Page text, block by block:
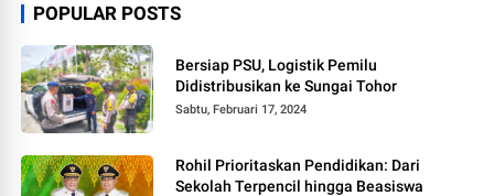
POPULAR POSTS
Bersiap PSU, Logistik Pemilu
Didistribusikan ke Sungai Tohor
Sabtu, Februari 17, 2024
Rohil Prioritaskan Pendidikan: Dari
Sekolah Terpencil hingga Beasiswa